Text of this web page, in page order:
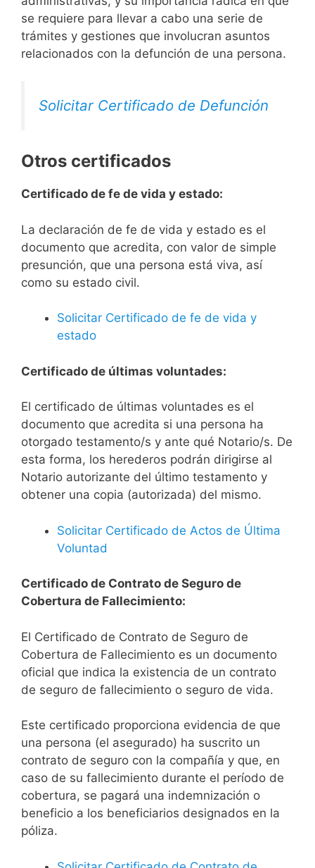
se requiere para llevar a cabo una serie de
trámites y gestiones que involucran asuntos
relacionados con la defunción de una persona.
Solicitar Certificado de Defunción
Otros certificados
Certificado de fe de vida y estado:
La declaración de fe de vida y estado es el
documento que acredita, con valor de simple
presunción, que una persona está viva, así
como su estado civil.
Solicitar Certificado de fe de vida y
estado
Certificado de últimas voluntades:
El certificado de últimas voluntades es el
documento que acredita si una persona ha
otorgado testamento/s y ante qué Notario/s. De
esta forma, los herederos podrán dirigirse al
Notario autorizante del último testamento y
obtener una copia (autorizada) del mismo.
Solicitar Certificado de Actos de Última
Voluntad
Certificado de Contrato de Seguro de
Cobertura de Fallecimiento:
El Certificado de Contrato de Seguro de
Cobertura de Fallecimiento es un documento
oficial que indica la existencia de un contrato
de seguro de fallecimiento o seguro de vida.
Este certificado proporciona evidencia de que
una persona (el asegurado) ha suscrito un
contrato de seguro con la compañía y que, en
caso de su fallecimiento durante el período de
cobertura, se pagará una indemnización o
beneficio a los beneficiarios designados en la
póliza.